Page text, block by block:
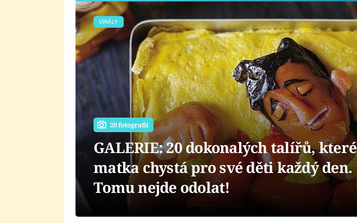
VIRÁLY
20 fotografií
GALERIE: 20 dokonalých talířů, které
matka chystá pro své děti každý den.
Tomu nejde odolat!